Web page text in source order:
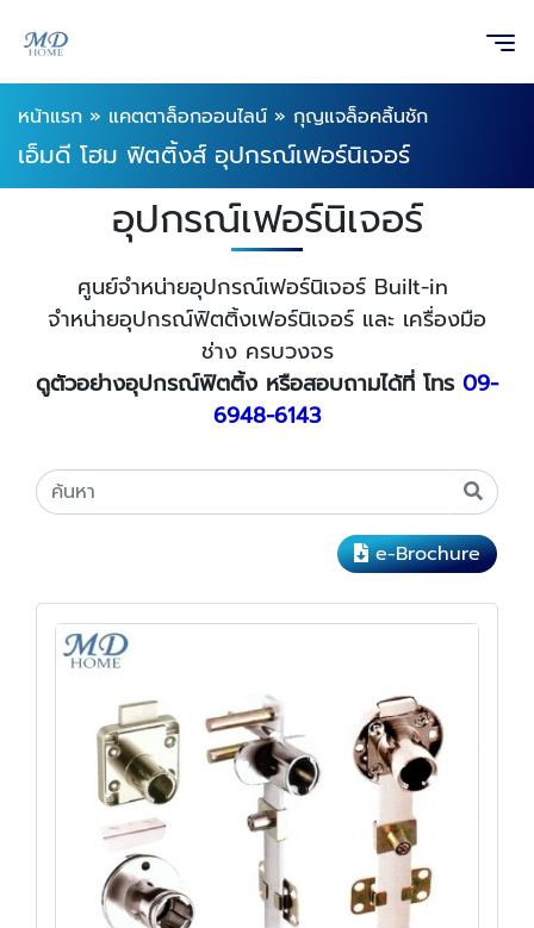
หน้าแรก » แคตตาล็อกออนไลน์ » กุญแจล็อคลิ้นชัก
เอ็มดี โฮม ฟิตติ้งส์ อุปกรณ์เฟอร์นิเจอร์
อุปกรณ์เฟอร์นิเจอร์
ศูนย์จำหน่ายอุปกรณ์เฟอร์นิเจอร์ Built-in
จำหน่ายอุปกรณ์ฟิตติ้งเฟอร์นิเจอร์ และ เครื่องมือ
ช่าง ครบวงจร
ดูตัวอย่างอุปกรณ์ฟิตติ้ง หรือสอบถามได้ที่ โทร 09-
6948-6143
e-Brochure